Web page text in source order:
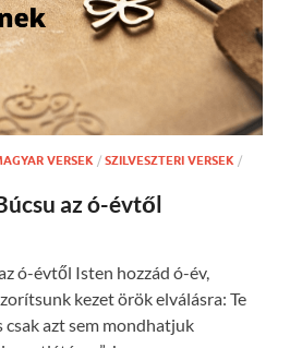
VERSEK / SZILVESZTERI VERSEK /
az ó-évtől
ó-évtől Isten hozzád ó-év,
kezet örök elválásra: Te
csak azt sem mondhatjuk